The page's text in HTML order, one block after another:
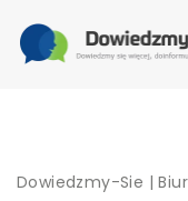
Dowiedzmy-Sie |